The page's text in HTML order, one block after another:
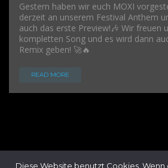
Gestern haben wir euch MOXI
derzeit an unserem Festival Anthem
auch das erste Preview!🎶 Wir freuen
kompletten Song und es wird dann
Remix geben! 🚀🔥
READ MORE
Diese Website benutzt Cookies.